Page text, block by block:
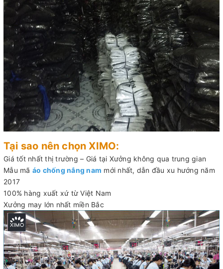
Tại sao nên chọn XIMO:
Giá tốt nhất thị trường – Giá tại Xưởng không qua trung gian
Mẫu mã áo chống nắng nam mới nhất, dẫn đầu xu hướng năm
2017
100% hàng xuất xứ từ Việt Nam
Xưởng may lớn nhất miền Bắc